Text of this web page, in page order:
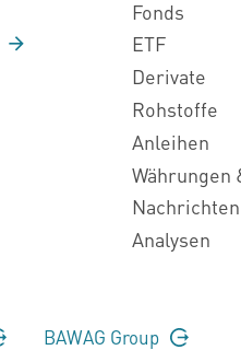
Fonds
ETF
Derivate
Rohstoffe
Anleihen
Währungen
Nachrichten
Analysen
BAWAG Group